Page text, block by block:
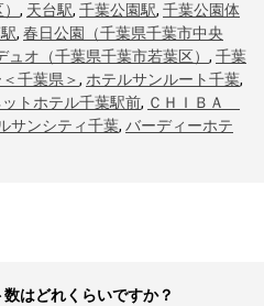
, 天台駅, 千葉公園駅, 千葉公園体
, 春日公園（千葉県千葉市中央
ュオ（千葉県千葉市若葉区） , 千葉
千葉県＞, ホテルサンルート千葉,
トホテル千葉駅前, ＣＨＩＢＡ
サンシティ千葉, バーディーホテ
はどれくらいですか？